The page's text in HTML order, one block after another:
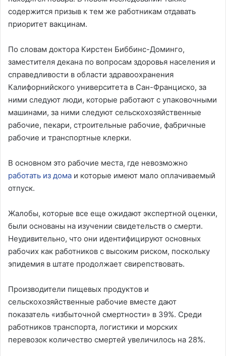
содержится призыв к тем же работникам отдавать
приоритет вакцинам.
По словам доктора Кирстен Биббинс-Доминго,
заместителя декана по вопросам здоровья населения и
справедливости в области здравоохранения
Калифорнийского университета в Сан-Франциско, за
ними следуют люди, которые работают с упаковочными
машинами, за ними следуют сельскохозяйственные
рабочие, пекари, строительные рабочие, фабричные
рабочие и транспортные клерки.
В основном это рабочие места, где невозможно
работать из дома и которые имеют мало оплачиваемый
отпуск.
Жалобы, которые все еще ожидают экспертной оценки,
были основаны на изучении свидетельств о смерти.
Неудивительно, что они идентифицируют основных
рабочих как работников с высоким риском, поскольку
эпидемия в штате продолжает свирепствовать.
Производители пищевых продуктов и
сельскохозяйственные рабочие вместе дают
показатель «избыточной смертности» в 39%. Среди
работников транспорта, логистики и морских
перевозок количество смертей увеличилось на 28%.